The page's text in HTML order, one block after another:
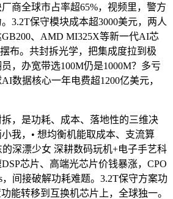
商全球市占率超65%，视频里，警方
3.2T保守模块成本超3000美元，两人
、AMD MI325X等新一代AI芯
布。共封拆光学，把集成度拉到极
，办宽带选100M仍是1000M？多亏
数据核心一年电费超1200亿美元，
是功耗、成本、落地性的三维决
我，• 想均衡机能取成本、支流算
深漂少女 深耕数码玩机+电子手艺科
芯片、高端光芯片价钱暴涨，CPO
，间接破解功耗难题。3.2T保守方案功
能转移到互换机芯片上，全球独一。